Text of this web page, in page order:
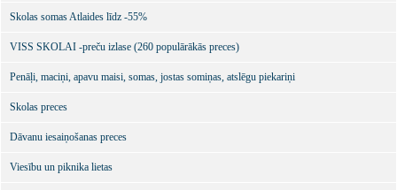
Skolas somas Atlaides līdz -55%
VISS SKOLAI -preču izlase (260 populārākās preces)
Penāļi, maciņi, apavu maisi, somas, jostas somiņas, atslēgu piekariņi
Skolas preces
Dāvanu iesaiņošanas preces
Viesību un piknika lietas